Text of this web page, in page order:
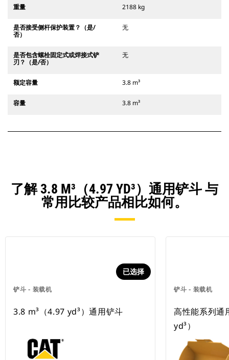
重量 2188 kg
是否接受侧杆保护装置？（是/
否）
无
是否包含螺栓固定式或焊接式铲
刃？（是/否）
无
额定容量 3.8 m³
容量 3.8 m³
了解 3.8 M³（4.97 YD³）通用铲斗 与
常用比较产品相比如何。
铲斗 - 装载机
已选择
3.8 m³（4.97 yd³）通用铲斗
铲斗 - 装载机
高性能系列通
yd³）